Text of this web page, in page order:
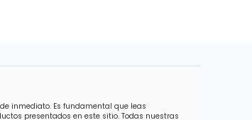
inmediato. Es fundamental que leas
presentados en este sitio. Todas nuestras